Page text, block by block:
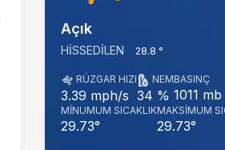
Açık
HISSEDILEN 28.8 °
RÜZGAR HIZI
3.39 mph/s
NEM
34 %
BASINÇ
1011 mb
MINUMUM SICAKLIK
29.73°
MAKSIMUM
29.73°